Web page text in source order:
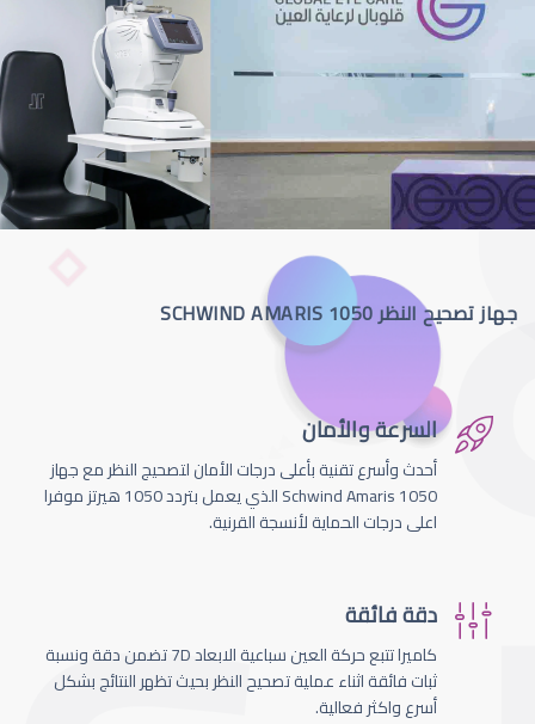
جهاز تصحيح النظر SCHWIND AMARIS 1050
السرعة والأمان
أحدث وأسرع تقنية بأعلى درجات الأمان لتصحيج النظر مع جهاز
Schwind Amaris 1050 الذي يعمل بتردد 1050 هيرتز موفرا
اعلى درجات الحماية لأنسجة القرنية.
دقة فائقة
كاميرا تتبع حركة العين سباعية الابعاد 7D تضمن دقة ونسبة
ثبات فائقة اثناء عملية تصحيح النظر بحيث تظهر النتائج بشكل
أسرع واكثر فعالية.